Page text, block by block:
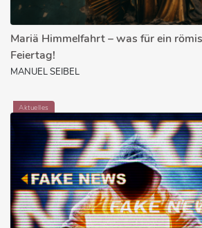
Mariä Himmelfahrt – was für ein
Feiertag!
MANUEL SEIBEL
Aktuelles